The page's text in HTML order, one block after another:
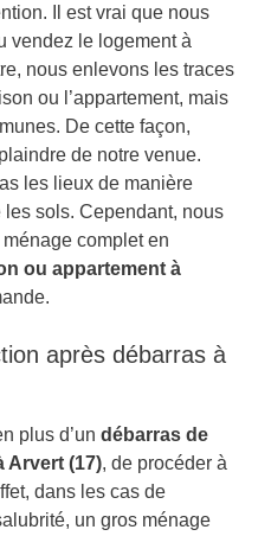
Il est vrai que nous
vendez le logement à
nous enlevons les traces
ou l’appartement, mais
De cette façon,
de notre venue.
les lieux de manière
sols. Cependant, nous
complet en
ou appartement à
après débarras à
plus d’un débarras de
Arvert (17), de procéder à
dans les cas de
un gros ménage